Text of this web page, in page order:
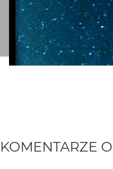
KOMENTARZE